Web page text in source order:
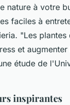
nature à votre
faciles à
. "Les plantes
et augmenter
étude de
inspirantes